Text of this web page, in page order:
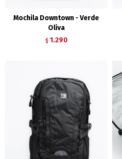
Mochila Downtown - Verde
Oliva
$ 1.290